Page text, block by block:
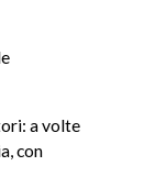
a volte
con